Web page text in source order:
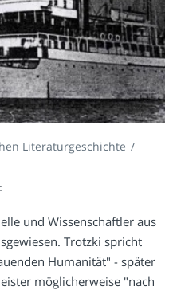
Literaturgeschichte
und Wissenschaftler aus
Trotzki spricht
Humanität" - später
möglicherweise "nach